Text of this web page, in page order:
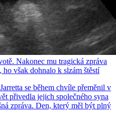
Nakonec mu tragická zpráva
však dohnalo k slzám štěstí
se během chvíle přeměnil v
přivedla jejich společného syna
zpráva. Den, který měl být plný